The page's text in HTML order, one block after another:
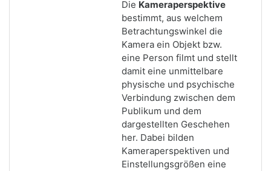
Die Kameraperspektive
bestimmt, aus welchem
Betrachtungswinkel die
Kamera ein Objekt bzw.
eine Person filmt und stellt
damit eine unmittelbare
physische und psychische
Verbindung zwischen dem
Publikum und dem
dargestellten Geschehen
her. Dabei bilden
Kameraperspektiven und
Einstellungsgrößen eine